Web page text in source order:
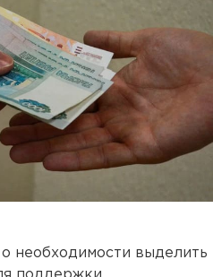
необходимости выделить